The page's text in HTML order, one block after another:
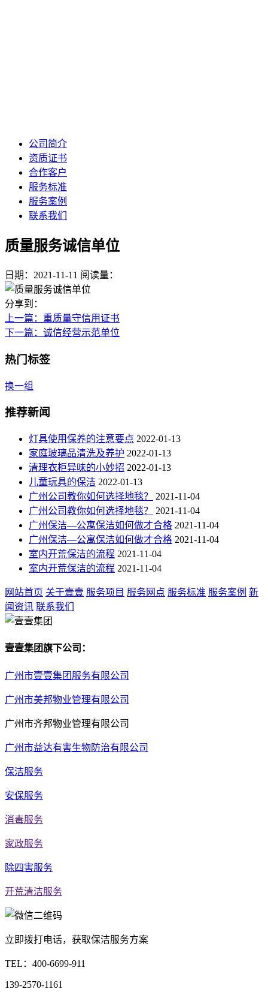
公司简介
资质证书
合作客户
服务标准
服务案例
联系我们
质量服务诚信单位
日期：2021-11-11 阅读量：
分享到：
上一篇 ：重质量守信用证书
下一篇 ：诚信经营示范单位
热门标签
换一组
推荐新闻
灯具使用保养的注意要点 2022-01-13
家庭玻璃品清洗及养护 2022-01-13
清理衣柜异味的小妙招 2022-01-13
儿童玩具的保洁 2022-01-13
广州公司教你如何选择地毯？
2021-11-04
广州公司教你如何选择地毯？
2021-11-04
广州保洁—公寓保洁如何做才合格 2021-11-04
广州保洁—公寓保洁如何做才合格 2021-11-04
室内开荒保洁的流程 2021-11-04
室内开荒保洁的流程 2021-11-04
网站首页 关于壹壹 服务项目 服务网点 服务标准 服务案例 新
闻资讯 联系我们
壹壹集团旗下公司：
广州市壹壹集团服务有限公司
广州市美邦物业管理有限公司
广州市齐邦物业管理有限公司
广州市益达有害生物防治有限公司
保洁服务
安保服务
消毒服务
家政服务
除四害服务
开荒清洁服务
立即拨打电话，获取保洁服务方案
TEL： 400-6699-911
139-2570-1161